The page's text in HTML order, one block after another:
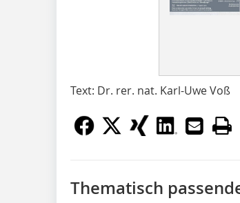
Text: Dr. rer. nat. Karl-Uwe Voß
Thematisch